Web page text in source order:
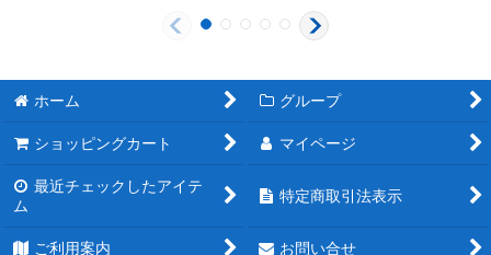
ホーム グループ
ショッピングカート マイページ
最近チェックしたアイテ
ム
特定商取引法表示
ご利用案内 お問い合せ